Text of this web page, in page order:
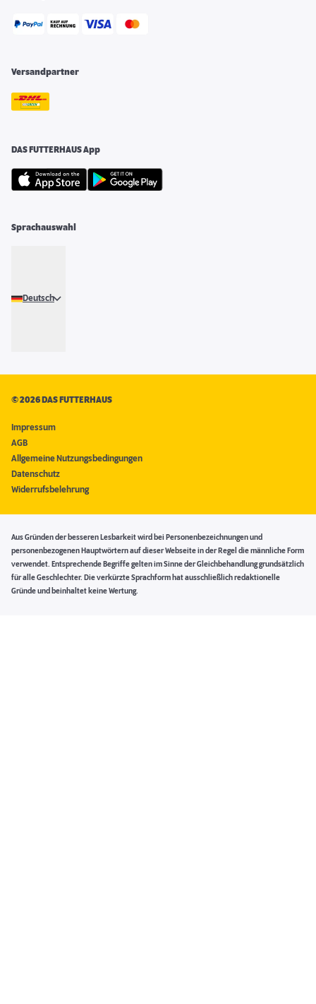
Versandpartner
DAS FUTTERHAUS App
Sprachauswahl
Deutsch
©2026 DAS FUTTERHAUS
Impressum
AGB
Allgemeine Nutzungsbedingungen
Datenschutz
Widerrufsbelehrung
Aus Gründen der besseren Lesbarkeit wird bei Personenbezeichnungen und
personenbezogenen Hauptwörtern auf dieser Webseite in der Regel die männliche Form
verwendet. Entsprechende Begriffe gelten im Sinne der Gleichbehandlung grundsätzlich
für alle Geschlechter. Die verkürzte Sprachform hat ausschließlich redaktionelle
Gründe und beinhaltet keine Wertung.